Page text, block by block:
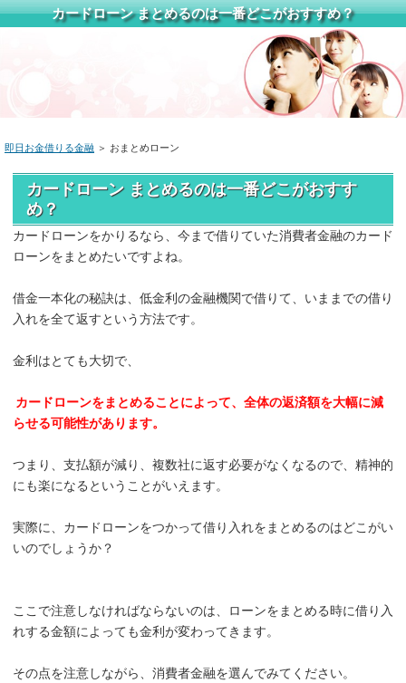
カードローン まとめるのは一番どこがおすすめ？
即日お金借りる金融 ＞ おまとめローン
カードローン まとめるのは一番どこがおすす
め？
カードローンをかりるなら、今まで借りていた消費者金融のカード
ローンをまとめたいですよね。
借金一本化の秘訣は、低金利の金融機関で借りて、いままでの借り
入れを全て返すという方法です。
金利はとても大切で、
カードローンをまとめることによって、全体の返済額を大幅に減
らせる可能性があります。
つまり、支払額が減り、複数社に返す必要がなくなるので、精神的
にも楽になるということがいえます。
実際に、カードローンをつかって借り入れをまとめるのはどこがい
いのでしょうか？
ここで注意しなければならないのは、ローンをまとめる時に借り入
れする金額によっても金利が変わってきます。
その点を注意しながら、消費者金融を選んでみてください。